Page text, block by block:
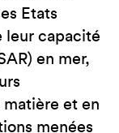
Etats
leur capacité
en mer,
et en
menées